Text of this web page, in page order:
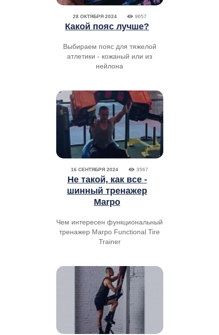
28 ОКТЯБРЯ 2024 9657
Какой пояс лучше?
Выбираем пояс для тяжелой
атлетики - кожаный или из
нейлона
16 СЕНТЯБРЯ 2024 3567
Не такой, как все -
шинный тренажер
Marpo
Чем интересен функциональный
тренажер Marpo Functional Tire
Trainer